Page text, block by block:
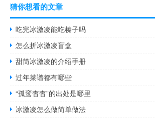
猜你想看的文章
吃完冰激凌能吃榛子吗
怎么折冰激凌盲盒
甜筒冰激凌的介绍手册
过年菜谱都有哪些
“孤鸾杳杳”的出处是哪里
冰激凌怎么做简单做法